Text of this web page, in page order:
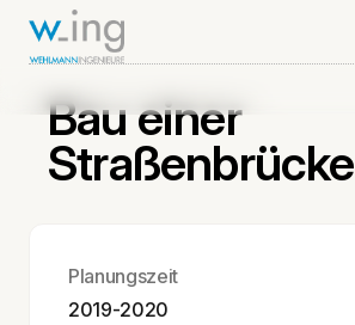
Bau einer
Straßenbrücke
Planungszeit
2019-2020